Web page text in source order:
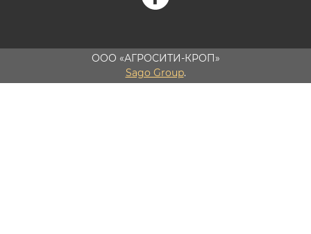
ООО «АГРОСИТИ-КРОП»
Sago Group.